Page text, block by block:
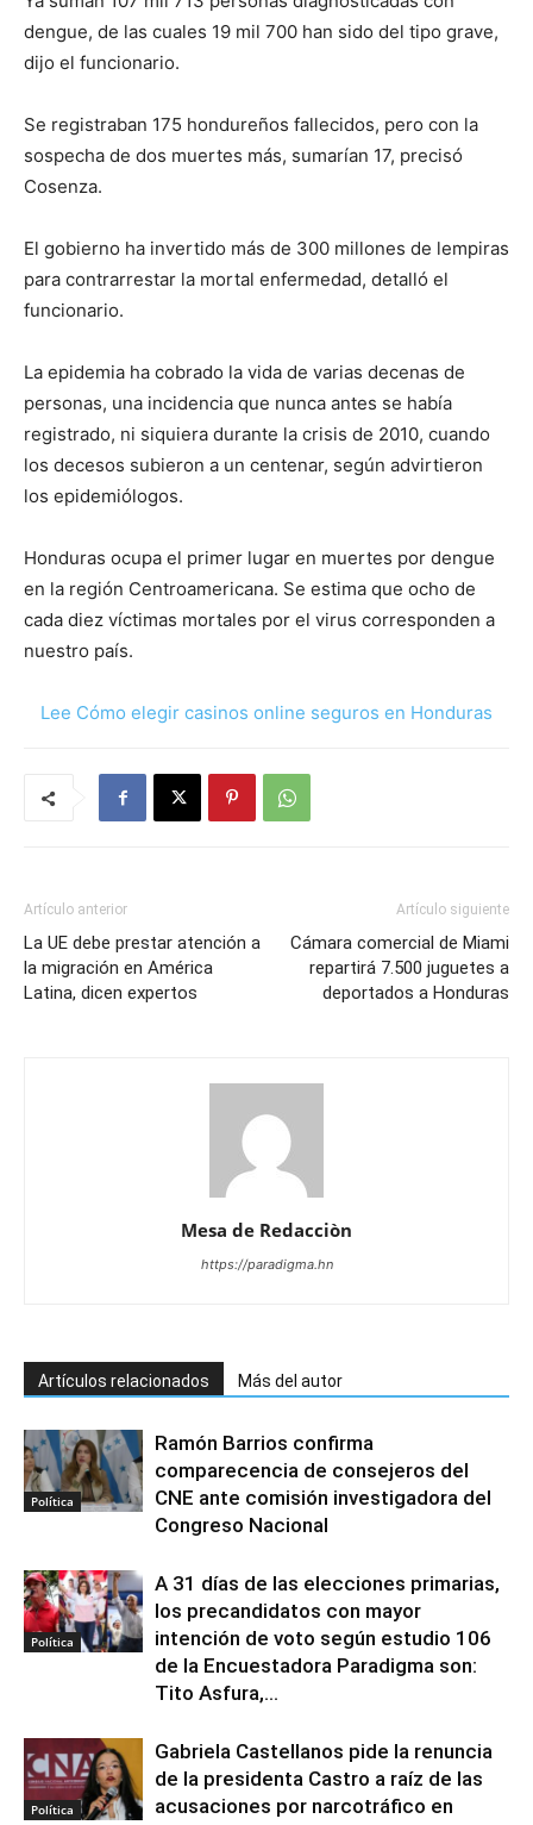
dengue, de las cuales 19 mil 700 han sido del tipo grave,
dijo el funcionario.
Se registraban 175 hondureños fallecidos, pero con la
sospecha de dos muertes más, sumarían 17, precisó
Cosenza.
El gobierno ha invertido más de 300 millones de lempiras
para contrarrestar la mortal enfermedad, detalló el
funcionario.
La epidemia ha cobrado la vida de varias decenas de
personas, una incidencia que nunca antes se había
registrado, ni siquiera durante la crisis de 2010, cuando
los decesos subieron a un centenar, según advirtieron
los epidemiólogos.
Honduras ocupa el primer lugar en muertes por dengue
en la región Centroamericana. Se estima que ocho de
cada diez víctimas mortales por el virus corresponden a
nuestro país.
Lee Cómo elegir casinos online seguros en Honduras
Artículo anterior
La UE debe prestar atención a
la migración en América
Latina, dicen expertos
Artículo siguiente
Cámara comercial de Miami
repartirá 7.500 juguetes a
deportados a Honduras
Mesa de Redacciòn
https://paradigma.hn
Artículos relacionados Más del autor
Política
Ramón Barrios confirma
comparecencia de consejeros del
CNE ante comisión investigadora del
Congreso Nacional
Política
A 31 días de las elecciones primarias,
los precandidatos con mayor
intención de voto según estudio 106
de la Encuestadora Paradigma son:
Tito Asfura,...
Política
Gabriela Castellanos pide la renuncia
de la presidenta Castro a raíz de las
acusaciones por narcotráfico en